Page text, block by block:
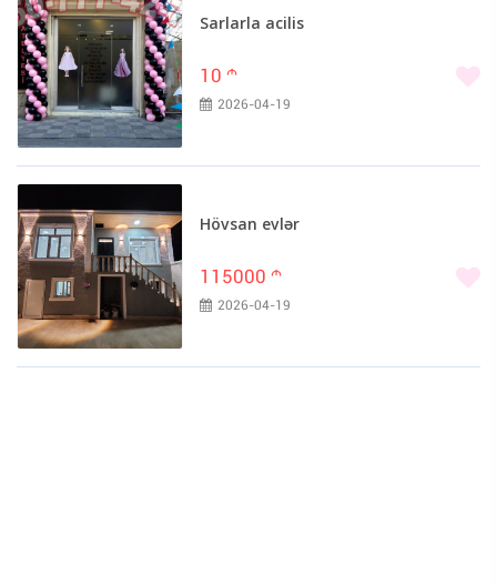
Sarlarla acilis
10 m
2026-04-19
Hövsan evlər
115000 m
2026-04-19